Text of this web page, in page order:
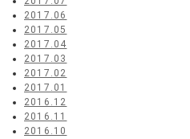
2017.06
2017.05
2017.04
2017.03
2017.02
2017.01
2016.12
2016.11
2016.10